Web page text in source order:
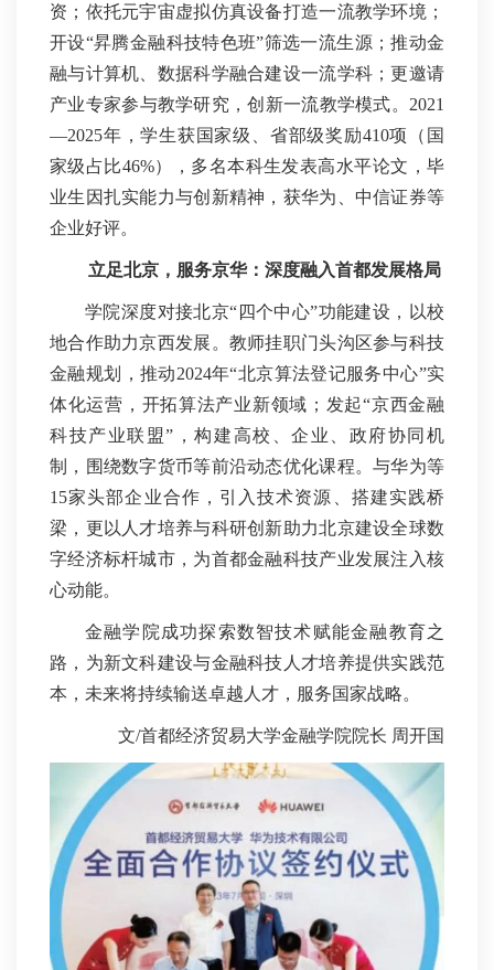
资；依托元宇宙虚拟仿真设备打造一流教学环境；
开设“昇腾金融科技特色班”筛选一流生源；推动金
融与计算机、数据科学融合建设一流学科；更邀请
产业专家参与教学研究，创新一流教学模式。2021
—2025年，学生获国家级、省部级奖励410项（国
家级占比46%），多名本科生发表高水平论文，毕
业生因扎实能力与创新精神，获华为、中信证券等
企业好评。
立足北京，服务京华： 深度融入首都发展格局
学院深度对接北京“四个中心”功能建设，以校
地合作助力京西发展。教师挂职门头沟区参与科技
金融规划，推动2024年“北京算法登记服务中心”实
体化运营，开拓算法产业新领域；发起“京西金融
科技产业联盟”，构建高校、企业、政府协同机
制，围绕数字货币等前沿动态优化课程。与华为等
15家头部企业合作，引入技术资源、搭建实践桥
梁，更以人才培养与科研创新助力北京建设全球数
字经济标杆城市，为首都金融科技产业发展注入核
心动能。
金融学院成功探索数智技术赋能金融教育之
路，为新文科建设与金融科技人才培养提供实践范
本，未来将持续输送卓越人才，服务国家战略。
文/首都经济贸易大学金融学院院长 周开国